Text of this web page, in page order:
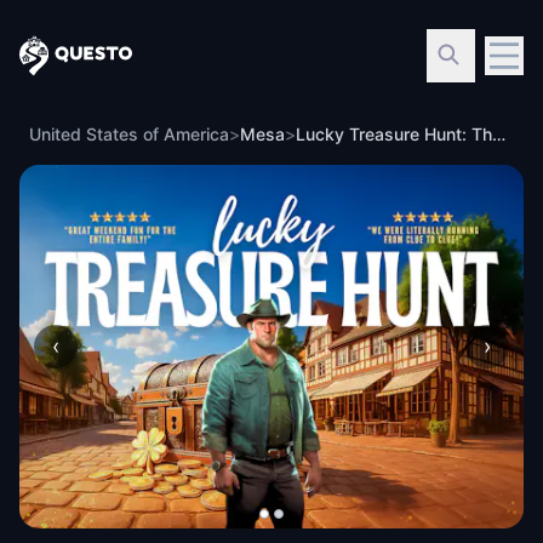
Questo
United States of America>Mesa> Lucky Treasure Hunt: The Golden Shamrock in Mesa
‹ ›